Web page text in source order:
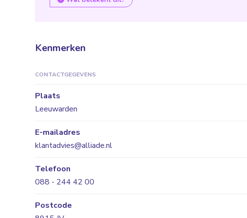
Kenmerken
CONTACTGEGEVENS
Plaats
Leeuwarden
E-mailadres
klantadvies@alliade.nl
Telefoon
088 - 244 42 00
Postcode